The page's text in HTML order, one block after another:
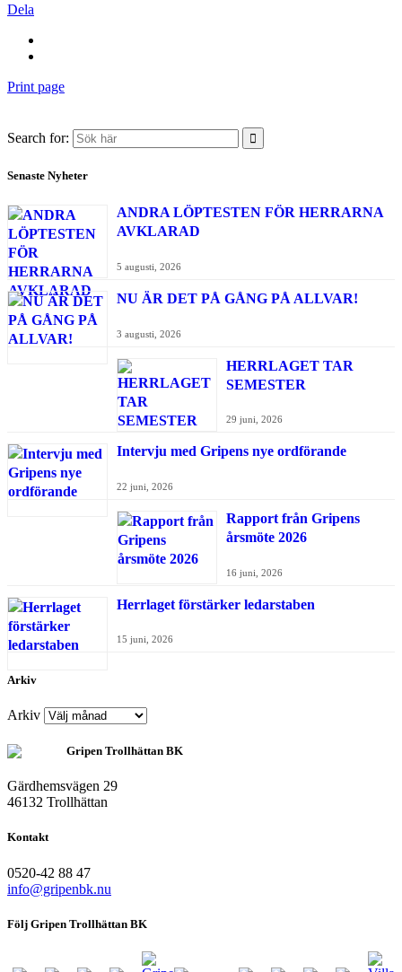
Dela
Print page
Search for:
Senaste Nyheter
ANDRA LÖPTESTEN FÖR HERRARNA
AVKLARAD
5 augusti, 2026
NU ÄR DET PÅ GÅNG PÅ ALLVAR!
3 augusti, 2026
HERRLAGET TAR
SEMESTER
29 juni, 2026
Intervju med Gripens nye ordförande
22 juni, 2026
Rapport från Gripens
årsmöte 2026
16 juni, 2026
Herrlaget förstärker ledarstaben
15 juni, 2026
Arkiv
Arkiv
Gripen Trollhättan BK
Gärdhemsvägen 29
46132 Trollhättan
Kontakt
0520-42 88 47
info@gripenbk.nu
Följ Gripen Trollhättan BK